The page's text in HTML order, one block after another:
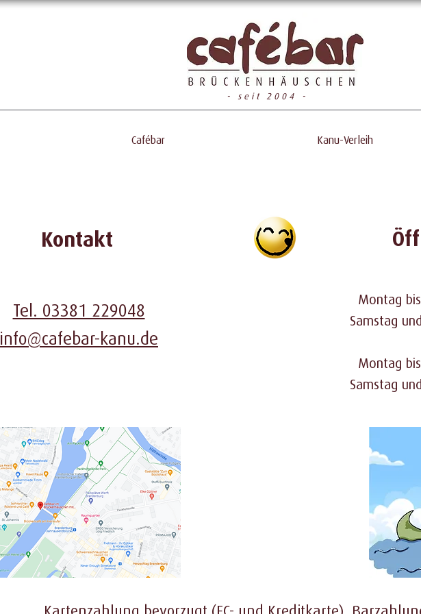
- seit 2004 -
Cafébar Kanu-Verleih
Kontakt
Tel. 03381 229048
info@cafebar-kanu.de
Montag
Samstag
Montag
Samstag